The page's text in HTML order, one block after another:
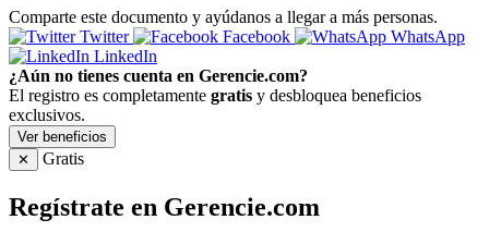
Comparte este documento y ayúdanos a llegar a más personas.
Twitter
Facebook
WhatsApp
LinkedIn
¿Aún no tienes cuenta en Gerencie.com?
El registro es completamente gratis y desbloquea beneficios
exclusivos.
Ver beneficios
✕
Gratis
Regístrate en Gerencie.com